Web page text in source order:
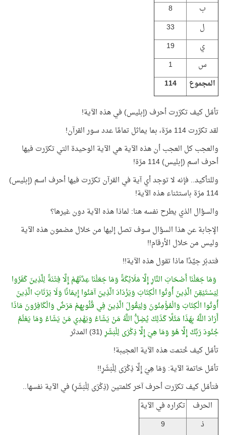
ب
8
ل
33
ي
19
س
1
المجموع
114
تأمّل كيف تكرّرت أحرف (إبليس) في هذه الآية!
لقد تكرّرت 114 مرّة، بما يماثل تمامًا عدد سور القرآن!
والعجب كل العجب أن هذه الآية هي الآية الوحيدة التي تكرّرت فيها
أحرف اسم (إبليس) 114 مرّة!
وللتأكيد.. فإنه لا توجد أي آية في القرآن تكرّرت فيها أحرف اسم (إبليس)
114 مرّة باستثناء هذه الآية!
والسؤال الذي يطرح نفسه هنا: لماذا هذه الآية دون غيرها؟
الإجابة عن هذا السؤال سوف تصل إليها من خلال مضمون هذه الآية
وليس من خلال الأرقام!!
فتدبّر جيِّدًا ماذا تقول هذه الآية!!
وَمَا جَعَلْنَا أَصْحَابَ النَّارِ إِلَّا مَلَائِكَةً وَمَا جَعَلْنَا عِدَّتَهُمْ إِلَّا فِتْنَةً لِلَّذِينَ كَفَرُوا
لِيَسْتَيْقِنَ الَّذِينَ أُوتُوا الْكِتَابَ وَيَزْدَادَ الَّذِينَ آمَنُوا إِيمَانًا وَلَا يَرْتَابَ الَّذِينَ
أُوتُوا الْكِتَابَ وَالْمُؤْمِنُونَ وَلِيَقُولَ الَّذِينَ فِي قُلُوبِهِمْ مَرَضٌ وَالْكَافِرُونَ مَاذَا
أَرَادَ اللَّهُ بِهَذَا مَثَلًا كَذَلِكَ يُضِلُّ اللَّهُ مَنْ يَشَاءُ وَيَهْدِي مَنْ يَشَاءُ وَمَا يَعْلَمُ
جُنُودَ رَبِّكَ إِلَّا هُوَ وَمَا هِيَ إِلَّا ذِكْرَى لِلْبَشَرِ(31) المدثر
تأمّل كيف خُتمت هذه الآية العجيبة!
تأمّل خاتمة الآية: وَمَا هِيَ إِلَّا ذِكْرَى لِلْبَشَرِ!!
فتأمّل كيف تكرّرت أحرف آخر كلمتين (ذِكْرَى لِلْبَشَرِ) في الآية نفسها..
الحرف تكراره في الآية
ذ
9